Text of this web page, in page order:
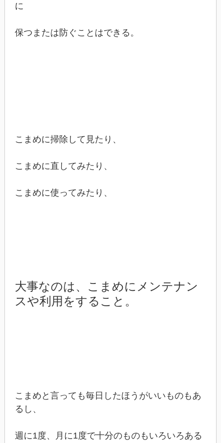
に
保つまたは防ぐことはできる。
こまめに掃除して見たり、
こまめに直してみたり、
こまめに使ってみたり、
大事なのは、こまめにメンテナン
スや利用をすること。
こまめと言っても毎日したほうがいいものもあ
るし、
週に1度、月に1度で十分のものもいろいろある